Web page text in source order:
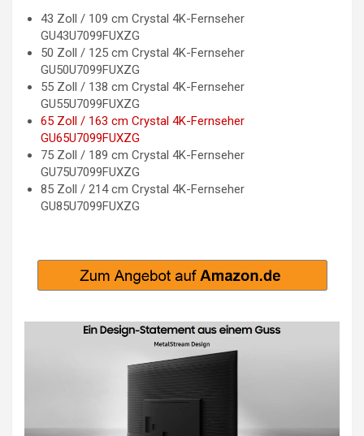
43 Zoll / 109 cm Crystal 4K-Fernseher
GU43U7099FUXZG
50 Zoll / 125 cm Crystal 4K-Fernseher
GU50U7099FUXZG
55 Zoll / 138 cm Crystal 4K-Fernseher
GU55U7099FUXZG
65 Zoll / 163 cm Crystal 4K-Fernseher
GU65U7099FUXZG
75 Zoll / 189 cm Crystal 4K-Fernseher
GU75U7099FUXZG
85 Zoll / 214 cm Crystal 4K-Fernseher
GU85U7099FUXZG